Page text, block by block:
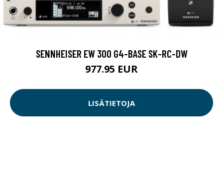
SENNHEISER EW 300 G4-BASE SK-RC-DW
977.95 EUR
LISÄTIETOJA